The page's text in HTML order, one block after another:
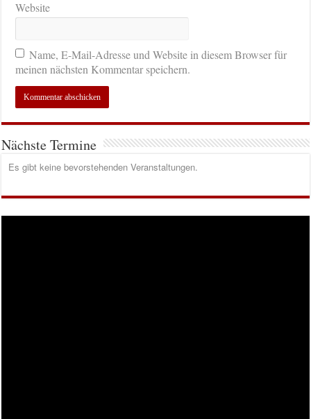
Website
Name, E-Mail-Adresse und Website in diesem Browser für
meinen nächsten Kommentar speichern.
Nächste Termine
Es gibt keine bevorstehenden Veranstaltungen.